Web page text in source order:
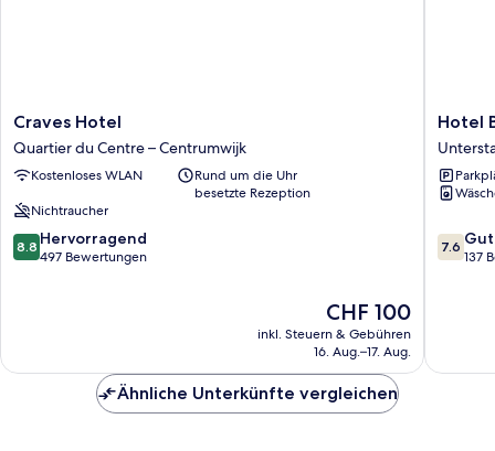
Craves
Hotel
Quartier
du
Centre
–
Centrumwijk
Craves Hotel
Quartier du Centre – Centrumwijk
Kostenloses WLAN
Rund um die Uhr
besetzte Rezeption
Nichtraucher
8.8
von
8.8 Hervorragend
497 Bewertungen
Der
Preis
beträgt
CHF 100
inkl. Steuern & Gebühren
16. Aug.–17. Aug.
Hotel
Barry
Hotel
7.6
von
7.6 Gut
137
Ähnliche Unterkünfte vergleichen